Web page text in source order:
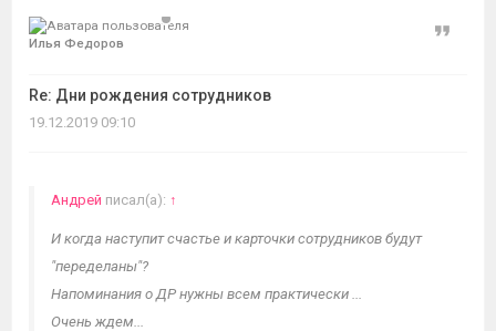
Илья Федоров
Re: Дни рождения сотрудников
Цитата
19.12.2019 09:10
Андрей писал(а): ↑
И когда наступит счастье и карточки сотрудников будут
"переделаны"?
Напоминания о ДР нужны всем практически ...
Очень ждем...